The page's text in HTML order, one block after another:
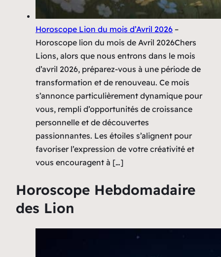
Horoscope Lion du mois d’Avril 2026 –
Horoscope lion du mois de Avril 2026Chers
Lions, alors que nous entrons dans le mois
d’avril 2026, préparez-vous à une période de
transformation et de renouveau. Ce mois
s’annonce particulièrement dynamique pour
vous, rempli d’opportunités de croissance
personnelle et de découvertes
passionnantes. Les étoiles s’alignent pour
favoriser l’expression de votre créativité et
vous encouragent à […]
Horoscope Hebdomadaire
des Lion